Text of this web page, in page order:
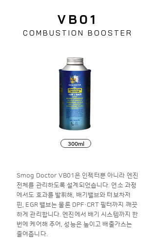
VB01
COMBUSTION BOOSTER
300ml
Smog Doctor VB01은 인젝터뿐 아니라 엔진
전체를 관리하도록 설계되었습니다. 연소 과정
에서도 효과를 발휘해, 배기밸브와 터보차저
핀, EGR 밸브는 물론 DPF·CRT 필터까지 깨끗
하게 관리합니다. 엔진에서 배기 시스템까지 한
번에 케어해 주어, 성능은 높이고 배출가스는
줄여줍니다.